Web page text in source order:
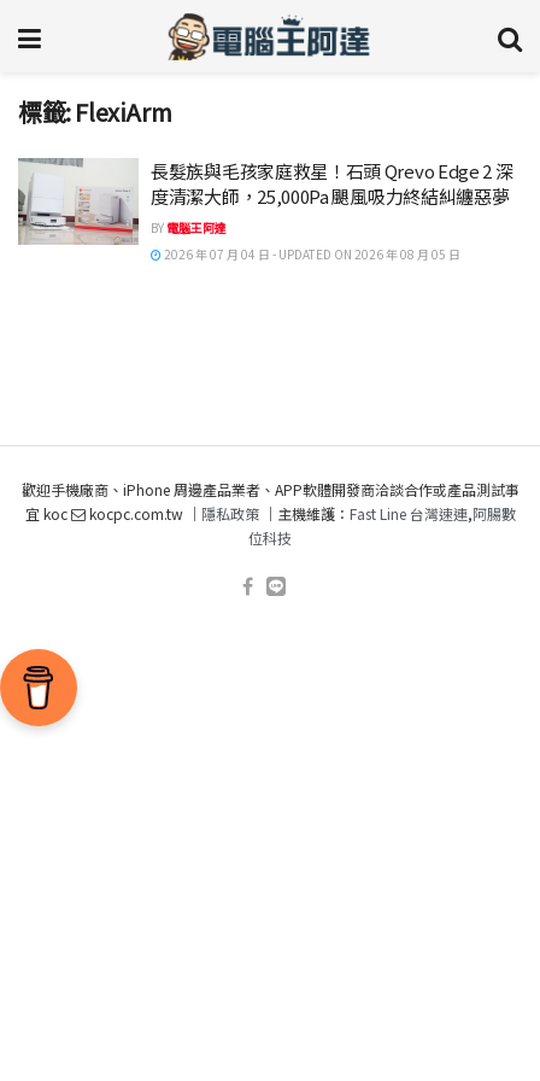
標籤:FlexiArm
長髮族與毛孩家庭救星！石頭 Qrevo Edge 2 深
度清潔大師，25,000Pa 颶風吸力終結糾纏惡夢
BY 電腦王阿達
2026 年 07 月 04 日 - UPDATED ON 2026 年 08 月 05 日
歡迎手機廠商、iPhone 周邊產品業者、APP軟體開發商洽談合作或產品測試事
宜 koc
kocpc.com.tw ｜ 隱私政策｜主機維護： Fast Line 台灣速連,阿腸數
位科技